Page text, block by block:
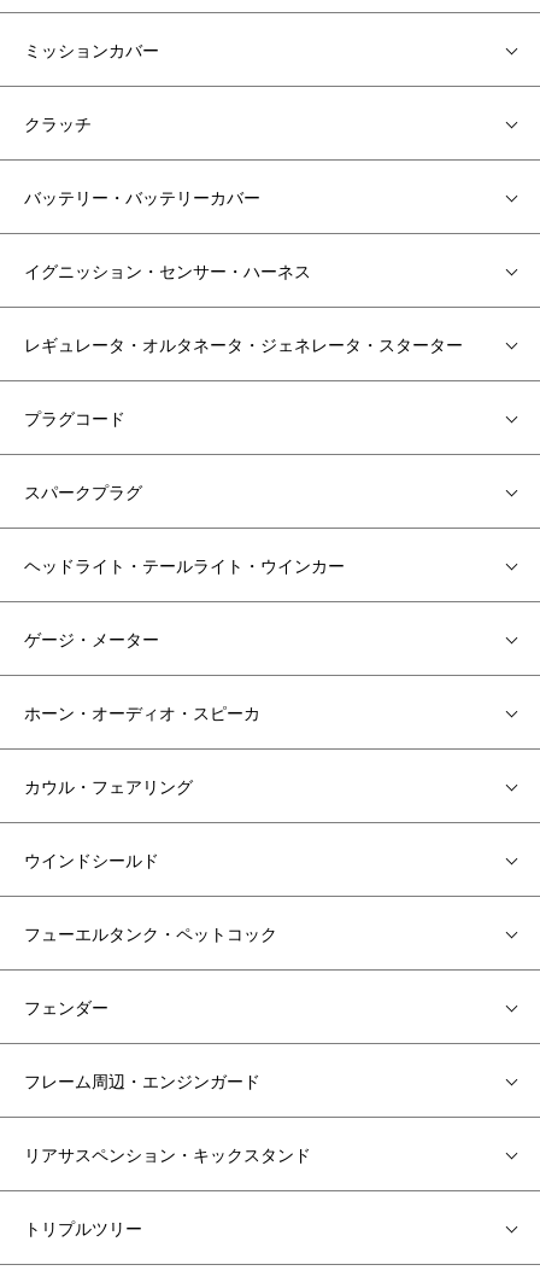
ミッションカバー
クラッチ
バッテリー・バッテリーカバー
イグニッション・センサー・ハーネス
レギュレータ・オルタネータ・ジェネレータ・スターター
プラグコード
スパークプラグ
ヘッドライト・テールライト・ウインカー
ゲージ・メーター
ホーン・オーディオ・スピーカ
カウル・フェアリング
ウインドシールド
フューエルタンク・ペットコック
フェンダー
フレーム周辺・エンジンガード
リアサスペンション・キックスタンド
トリプルツリー